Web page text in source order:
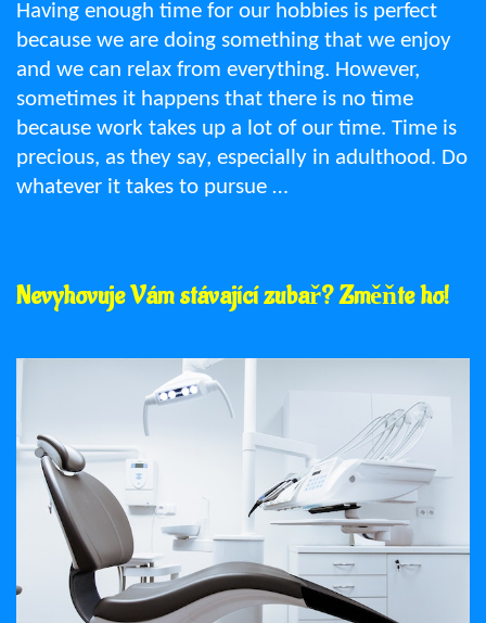
Having enough time for our hobbies is perfect
because we are doing something that we enjoy
and we can relax from everything. However,
sometimes it happens that there is no time
because work takes up a lot of our time. Time is
precious, as they say, especially in adulthood. Do
whatever it takes to pursue …
Nevyhovuje Vám stávající zubař? Změňte ho!